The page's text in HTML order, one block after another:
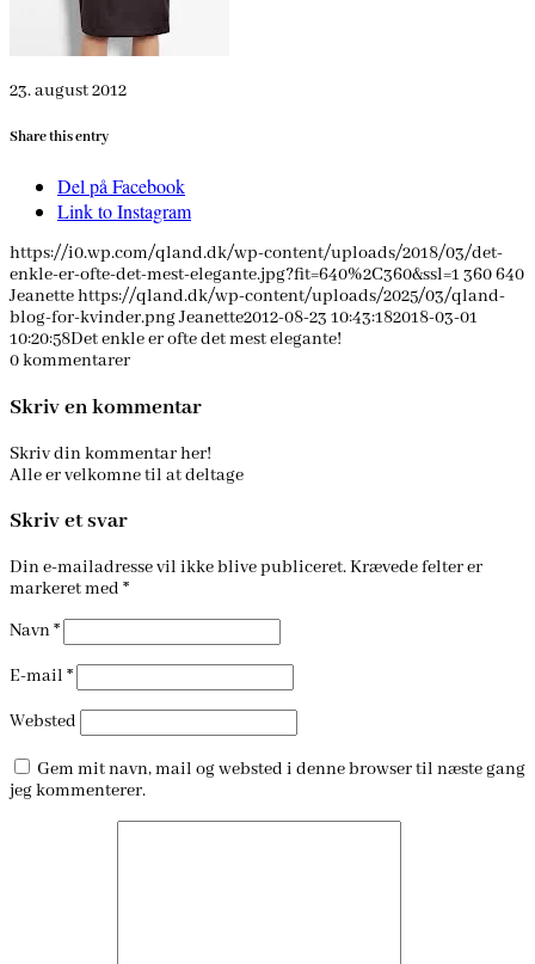
23. august 2012
Share this entry
Del på Facebook
Link to Instagram
https://i0.wp.com/qland.dk/wp-content/uploads/2018/03/det-
enkle-er-ofte-det-mest-elegante.jpg?fit=640%2C360&ssl=1 360640
Jeanettehttps://qland.dk/wp-content/uploads/2025/03/qland-
blog-for-kvinder.pngJeanette2012-08-23 10:43:182018-03-01
10:20:58Det enkle er ofte det mest elegante!
0kommentarer
Skriv en kommentar
Skriv din kommentar her!
Alle er velkomne til at deltage
Skriv et svar
Din e-mailadresse vil ikke blive publiceret.Krævede felter er
markeret med *
Navn*
E-mail *
Websted
Gem mit navn, mail og websted i denne browser til næste gang
jeg kommenterer.